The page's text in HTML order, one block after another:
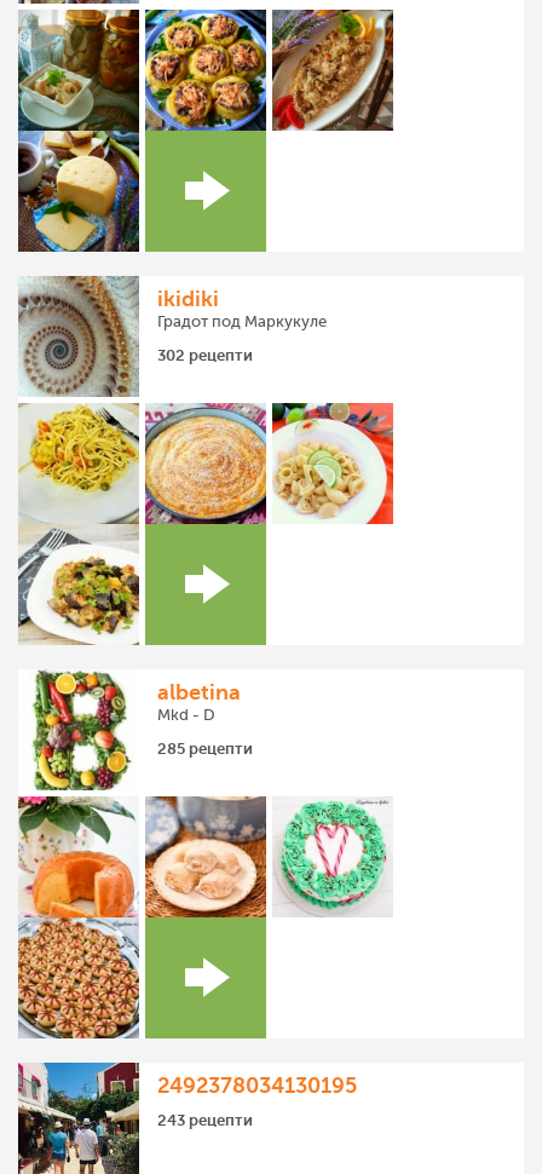
ikidiki
Градот под Маркукуле
302 рецепти
albetina
Mkd - D
285 рецепти
2492378034130195
243 рецепти